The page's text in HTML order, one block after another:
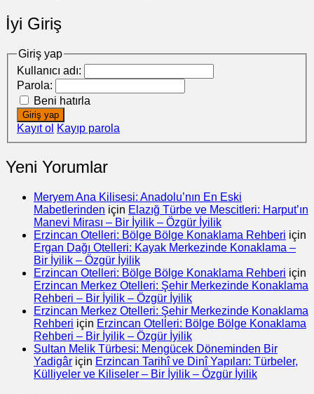
İyi Giriş
Giriş yap
Kullanıcı adı:
Parola:
Beni hatırla
Giriş yap
Kayıt ol Kayıp parola
Yeni Yorumlar
Meryem Ana Kilisesi: Anadolu’nın En Eski
Mabetlerinden için Elazığ Türbe ve Mescitleri: Harput’ın
Manevi Mirası – Bir İyilik – Özgür İyilik
Erzincan Otelleri: Bölge Bölge Konaklama Rehberi için
Ergan Dağı Otelleri: Kayak Merkezinde Konaklama –
Bir İyilik – Özgür İyilik
Erzincan Otelleri: Bölge Bölge Konaklama Rehberi için
Erzincan Merkez Otelleri: Şehir Merkezinde Konaklama
Rehberi – Bir İyilik – Özgür İyilik
Erzincan Merkez Otelleri: Şehir Merkezinde Konaklama
Rehberi için Erzincan Otelleri: Bölge Bölge Konaklama
Rehberi – Bir İyilik – Özgür İyilik
Sultan Melik Türbesi: Mengücek Döneminden Bir
Yadigâr için Erzincan Tarihî ve Dinî Yapıları: Türbeler,
Külliyeler ve Kiliseler – Bir İyilik – Özgür İyilik